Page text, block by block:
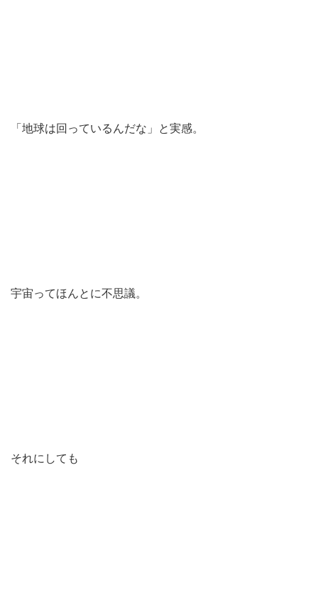
「地球は回っているんだな」と実感。
宇宙ってほんとに不思議。
それにしても